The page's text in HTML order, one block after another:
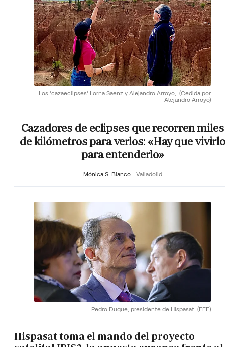
Los 'cazaeclipses' Lorna Saenz y Alejandro Arroyo,. (Cedida por
Alejandro Arroyo)
Cazadores de eclipses que recorren miles
de kilómetros para verlos: «Hay que
para entenderlo»
Mónica S. Blanco Valladolid
Pedro Duque, presidente de Hispasat. (EFE)
Hispasat toma el mando del proyecto